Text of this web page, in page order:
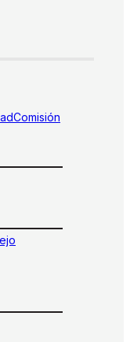
Comisión